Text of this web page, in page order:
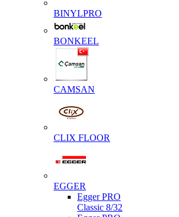
BINYLPRO
BONKEEL
CAMSAN
CLIX FLOOR
EGGER
Egger PRO
Classic 8/32